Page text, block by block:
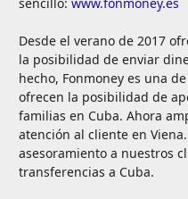
Desde el verano de 2017
la posibilidad de enviar
hecho, Fonmoney es una
ofrecen la posibilidad de
familias en Cuba. Ahora
atención al cliente en
asesoramiento a nuestros
transferencias a Cuba.